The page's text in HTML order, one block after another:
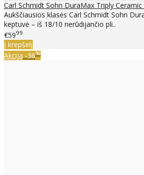
Carl Schmidt Sohn DuraMax Triply
Aukščiausios klasės Carl Schmidt Sohn
keptuvė – iš 18/10 nerūdijančio pli..
€5999
Į krepšelį
Akcija -36%